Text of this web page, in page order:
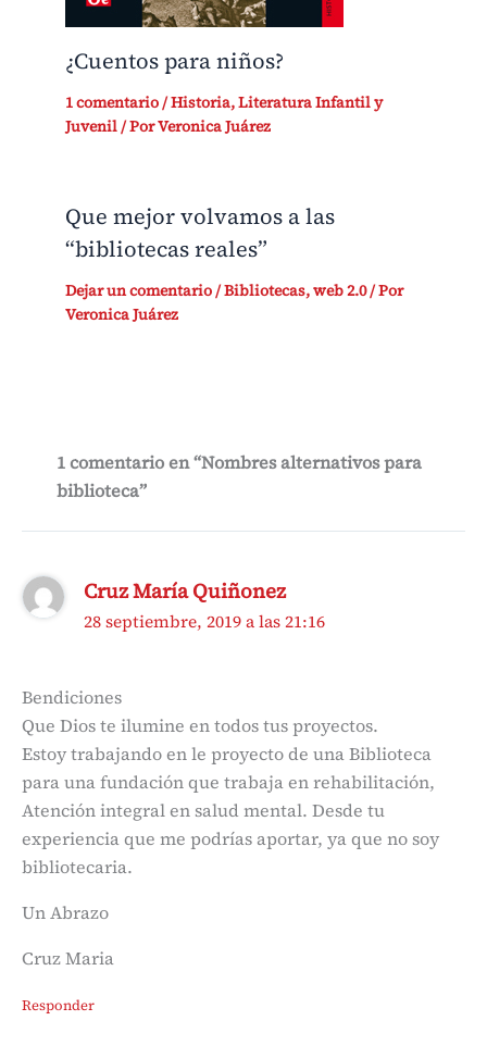
¿Cuentos para niños?
1 comentario/Historia,Literatura Infantil y
Juvenil/ PorVeronica Juárez
Que mejor volvamos a las
“bibliotecas reales”
Dejar un comentario/Bibliotecas,web 2.0/ Por
Veronica Juárez
1 comentario en “Nombres alternativos para
biblioteca”
Cruz María Quiñonez
28 septiembre, 2019 a las 21:16
Bendiciones
Que Dios te ilumine en todos tus proyectos.
Estoy trabajando en le proyecto de una Biblioteca
para una fundación que trabaja en rehabilitación,
Atención integral en salud mental. Desde tu
experiencia que me podrías aportar, ya que no soy
bibliotecaria.
Un Abrazo
Cruz Maria
Responder